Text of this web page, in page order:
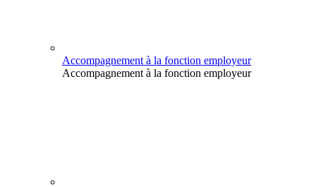
Accompagnement à la fonction employeur
Accompagnement à la fonction employeur